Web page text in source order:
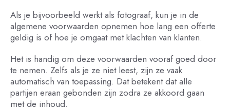
Als je bijvoorbeeld werkt als fotograaf, kun je in de
algemene voorwaarden opnemen hoe lang een offerte
geldig is of hoe je omgaat met klachten van klanten.
Het is handig om deze voorwaarden vooraf goed door
te nemen. Zelfs als je ze niet leest, zijn ze vaak
automatisch van toepassing. Dat betekent dat alle
partijen eraan gebonden zijn zodra ze akkoord gaan
met de inhoud.